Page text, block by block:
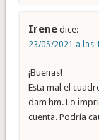
Irene dice:
23/05/2021 a las
¡Buenas!
Esta mal el
dam hm. Lo
cuenta. Podría